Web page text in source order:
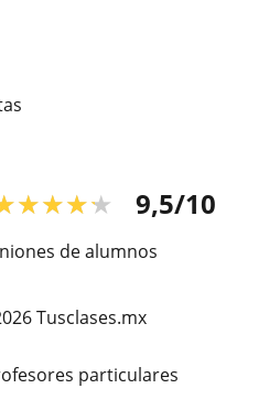
9,5/10
de alumnos
Tusclases.mx
particulares